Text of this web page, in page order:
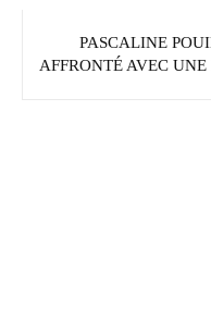
PASCALINE
AFFRONTÉ AVEC